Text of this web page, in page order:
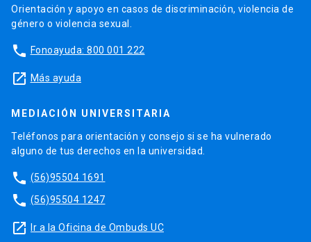
Orientación y apoyo en casos de discriminación, violencia de
género o violencia sexual.
phone Fonoayuda: 800 001 222
launch Más ayuda
MEDIACIÓN UNIVERSITARIA
Teléfonos para orientación y consejo si se ha vulnerado
alguno de tus derechos en la universidad.
phone (56)95504 1691
phone (56)95504 1247
launch Ir a la Oficina de Ombuds UC